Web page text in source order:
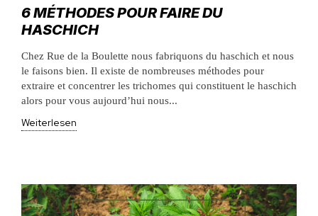
6 MÉTHODES POUR FAIRE DU
HASCHICH
Chez Rue de la Boulette nous fabriquons du haschich et nous
le faisons bien. Il existe de nombreuses méthodes pour
extraire et concentrer les trichomes qui constituent le haschich
alors pour vous aujourd’hui nous...
Weiterlesen